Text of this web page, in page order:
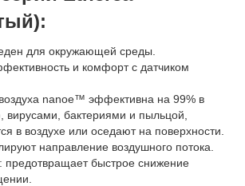
для окружающей среды.
и комфорт с датчиком
nanoe™ эффективна на 99% в
вирусами, бактериями и пыльцой,
в воздухе или оседают на поверхности.
направление воздушного потока.
предотвращает быстрое снижение